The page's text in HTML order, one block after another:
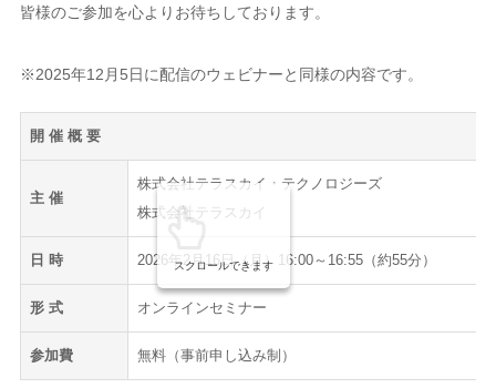
皆様のご参加を心よりお待ちしております。
※2025年12月5日に配信のウェビナーと同様の内容です。
開 催 概 要
主 催
株式会社テラスカイ・テクノロジーズ
株式会社テラスカイ
日 時 2026年2月16日（月）16:00～16:55（約55分）
形 式 オンラインセミナー
参加費 無料（事前申し込み制）
スクロールできます